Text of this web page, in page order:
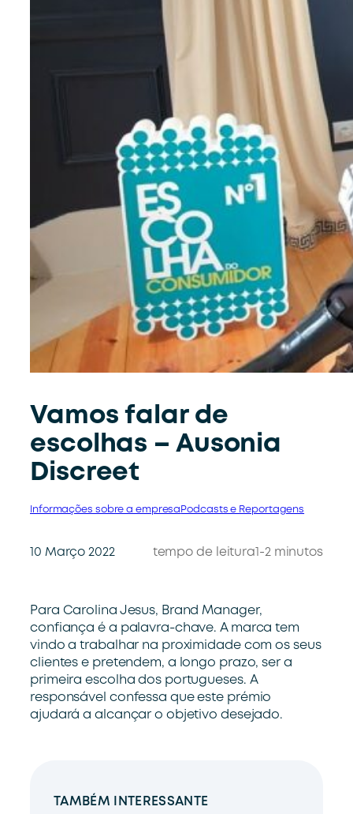
Vamos falar de
escolhas – Ausonia
Discreet
Informações sobre a empresa Podcasts e Reportagens
10 Março 2022 tempo de leitura 1-2 minutos
Para Carolina Jesus, Brand Manager,
confiança é a palavra-chave. A marca tem
vindo a trabalhar na proximidade com os seus
clientes e pretendem, a longo prazo, ser a
primeira escolha dos portugueses. A
responsável confessa que este prémio
ajudará a alcançar o objetivo desejado.
TAMBÉM INTERESSANTE